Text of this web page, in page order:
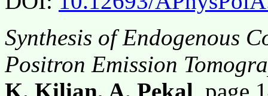
Synthesis of Endogenous
Positron Emission